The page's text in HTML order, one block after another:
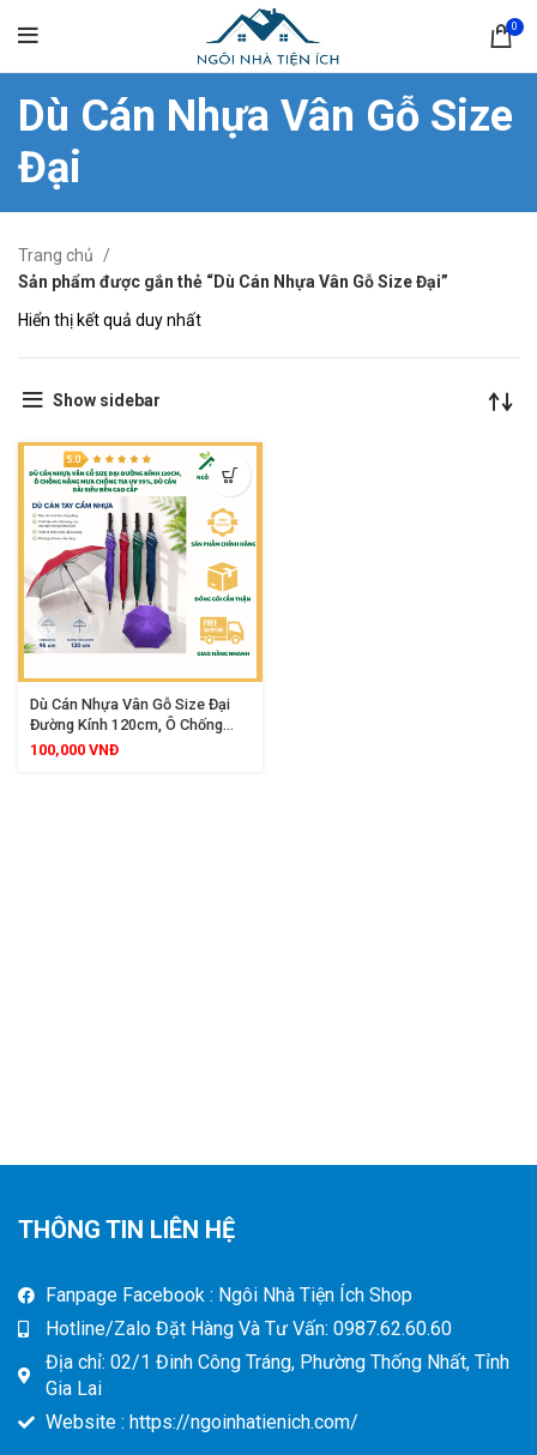
0
Dù Cán Nhựa Vân Gỗ Size
Đại
Trang chủ
Sản phẩm được gắn thẻ “Dù Cán Nhựa Vân Gỗ Size Đại”
Hiển thị kết quả duy nhất
Show sidebar
Dù Cán Nhựa Vân Gỗ Size Đại
Đường Kính 120cm, Ô Chống
Nắng Mưa Chống Tia UV 99%,
100,000 VNĐ
THÔNG TIN LIÊN HỆ
Fanpage Facebook : Ngôi Nhà Tiện Ích Shop
Hotline/Zalo Đặt Hàng Và Tư Vấn: 0987.62.60.60
Địa chỉ: 02/1 Đinh Công Tráng, Phường Thống Nhất, Tỉnh
Gia Lai
Website : https://ngoinhatienich.com/